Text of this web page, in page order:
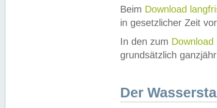
Beim Download
in gesetzlicher Zeit
In den zum Download
grundsätzlich
Der